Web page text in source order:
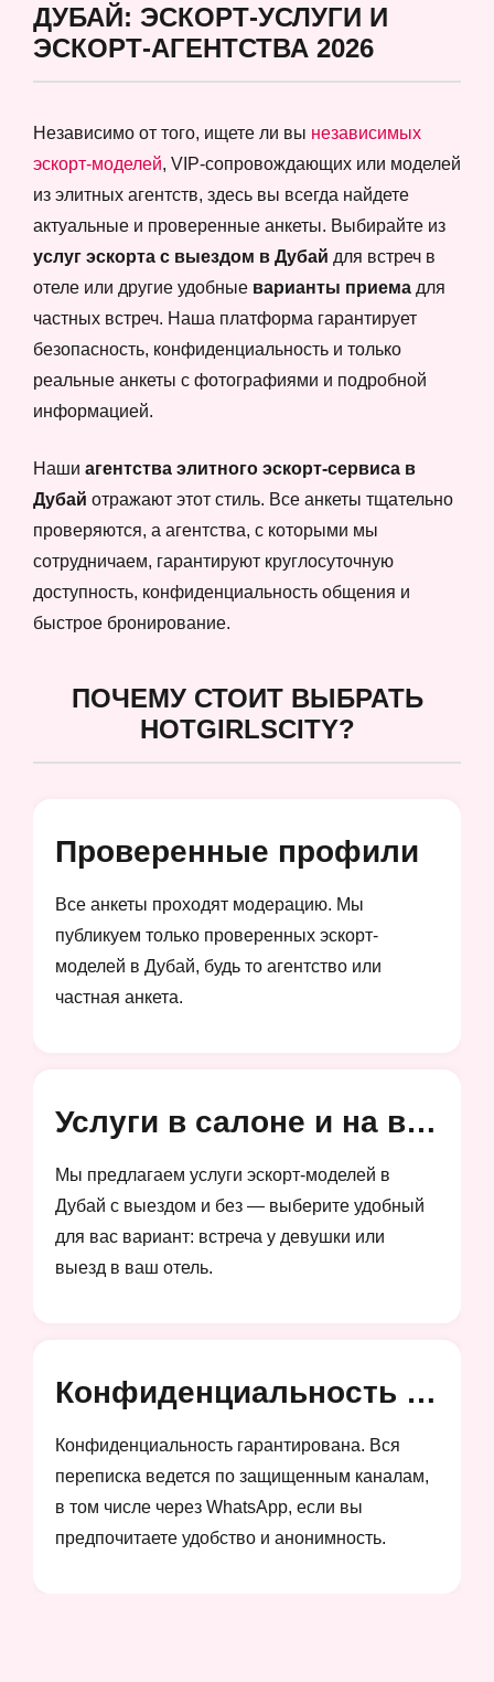
ДУБАЙ: ЭСКОРТ-УСЛУГИ И
ЭСКОРТ-АГЕНТСТВА 2026
Независимо от того, ищете ли вы независимых
эскорт-моделей, VIP-сопровождающих или моделей
из элитных агентств, здесь вы всегда найдете
актуальные и проверенные анкеты. Выбирайте из
услуг эскорта с выездом в Дубай для встреч в
отеле или другие удобные варианты приема для
частных встреч. Наша платформа гарантирует
безопасность, конфиденциальность и только
реальные анкеты с фотографиями и подробной
информацией.
Наши агентства элитного эскорт-сервиса в
Дубай отражают этот стиль. Все анкеты тщательно
проверяются, а агентства, с которыми мы
сотрудничаем, гарантируют круглосуточную
доступность, конфиденциальность общения и
быстрое бронирование.
ПОЧЕМУ СТОИТ ВЫБРАТЬ
HOTGIRLSCITY?
Проверенные профили
Все анкеты проходят модерацию. Мы
публикуем только проверенных эскорт-
моделей в Дубай, будь то агентство или
частная анкета.
Услуги в салоне и на выезд
Мы предлагаем услуги эскорт-моделей в
Дубай с выездом и без — выберите удобный
для вас вариант: встреча у девушки или
выезд в ваш отель.
Конфиденциальность и анонимность
Конфиденциальность гарантирована. Вся
переписка ведется по защищенным каналам,
в том числе через WhatsApp, если вы
предпочитаете удобство и анонимность.